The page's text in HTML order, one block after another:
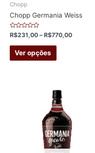
product
Chopp
Chopp Germania Weiss
Avaliação
0
de
R$231,00 –R$770,00
Ver opções
This
product
variants.
The
options
may
be